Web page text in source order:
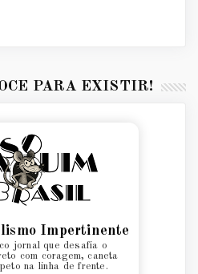
PARA EXISTIR!
Impertinente
jornal que desafia o
com coragem, caneta
na linha de frente.